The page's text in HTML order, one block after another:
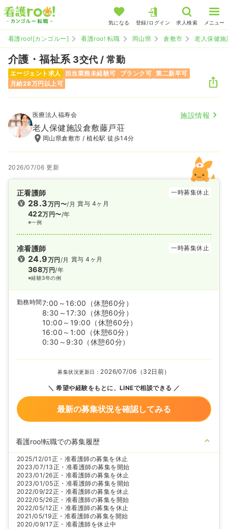
気になる 登録/ログイン 求人検索 メニュー
看護roo![カンゴルー] 看護roo! 転職 岡山県 倉敷市 老人保健
介護・福祉系 3交代 / 常勤
エージェント求人 担当業務未経験可 ブランク可 第二新卒可
月給28万円以上可
医療法人福寿会 施設情報
老人保健施設倉敷藤戸荘
岡山県倉敷市 / 植松駅 徒歩14分
2026/07/06 更新
正看護師 一時募集休止
28.3万円〜/月
422万円〜/年
※一例
賞与 4ヶ月
准看護師 一時募集休止
24.9万円/月
368万円/年
※経験3年の例
賞与 4ヶ月
勤務時間7:00～16:00
（休憩60分）
8:30～17:30
（休憩60分）
10:00～19:00 （休憩60分）
16:00～1:00
（休憩60分）
0:30～9:30 （休憩60分）
募集状況更新日： 2026/07/06（32日前）
希望や経験をもとに、LINEで相談できる
最新の募集状況を確認してみる
看護roo!転職での募集履歴
2025/12/01 正・准看護師の募集を休止
2023/07/13正・准看護師の募集を開始
2023/01/26正・准看護師の募集を休止
2023/01/05正・准看護師の募集を開始
2022/09/22正・准看護師の募集を休止
2022/05/26正・准看護師の募集を開始
2022/05/12正・准看護師の募集を休止
2021/05/19正・准看護師の募集を開始
2020/09/17正・准看護師を休止中